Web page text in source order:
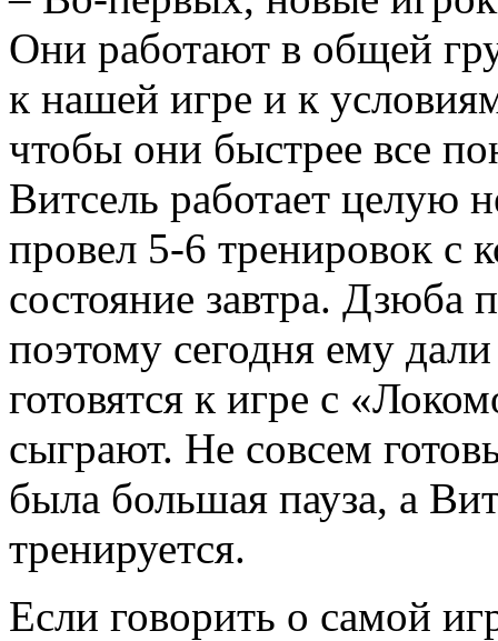
Они работают в общей
к нашей игре и к
чтобы они быстрее все
Витсель работает целую
провел 5-6 тренировок с
состояние завтра. Дзюба
поэтому сегодня ему
готовятся к игре с
сыграют. Не совсем
была большая пауза, а
тренируется.
Если говорить о самой